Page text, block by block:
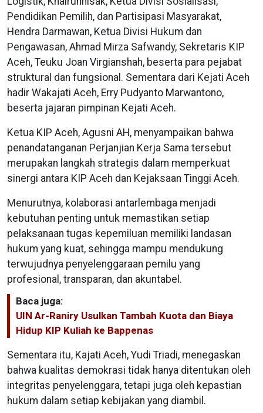
Pendidikan Pemilih, dan Partisipasi Masyarakat,
Hendra Darmawan, Ketua Divisi Hukum dan
Pengawasan, Ahmad Mirza Safwandy, Sekretaris KIP
Aceh, Teuku Joan Virgianshah, beserta para pejabat
struktural dan fungsional. Sementara dari Kejati Aceh
hadir Wakajati Aceh, Erry Pudyanto Marwantono,
beserta jajaran pimpinan Kejati Aceh.
Ketua KIP Aceh, Agusni AH, menyampaikan bahwa
penandatanganan Perjanjian Kerja Sama tersebut
merupakan langkah strategis dalam memperkuat
sinergi antara KIP Aceh dan Kejaksaan Tinggi Aceh.
Menurutnya, kolaborasi antarlembaga menjadi
kebutuhan penting untuk memastikan setiap
pelaksanaan tugas kepemiluan memiliki landasan
hukum yang kuat, sehingga mampu mendukung
terwujudnya penyelenggaraan pemilu yang
profesional, transparan, dan akuntabel.
Baca juga:
UIN Ar-Raniry Usulkan Tambah Kuota dan Biaya
Hidup KIP Kuliah ke Bappenas
Sementara itu, Kajati Aceh, Yudi Triadi, menegaskan
bahwa kualitas demokrasi tidak hanya ditentukan oleh
integritas penyelenggara, tetapi juga oleh kepastian
hukum dalam setiap kebijakan yang diambil.